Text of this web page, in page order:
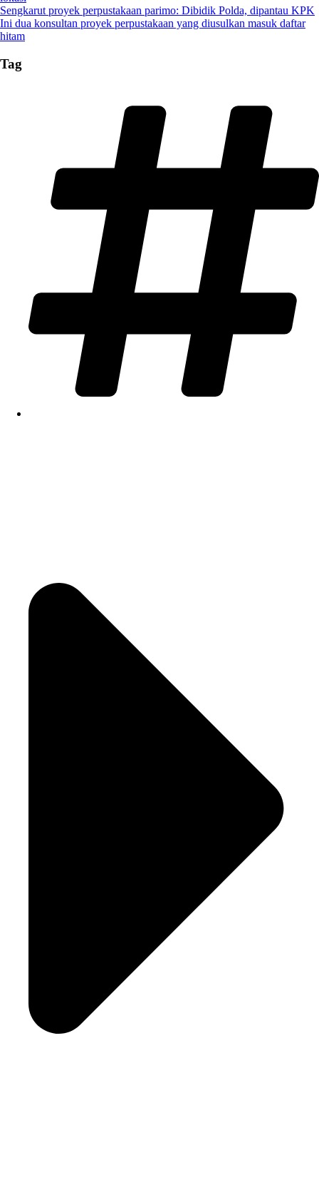
Sengkarut proyek perpustakaan parimo: Dibidik Polda, dipantau KPK
Ini dua konsultan proyek perpustakaan yang diusulkan masuk daftar
hitam
Tag